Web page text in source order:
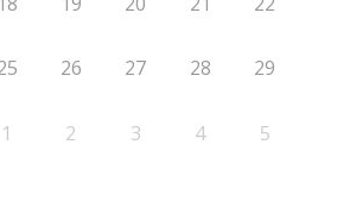
26 27 28 29
1 2 3 4 5